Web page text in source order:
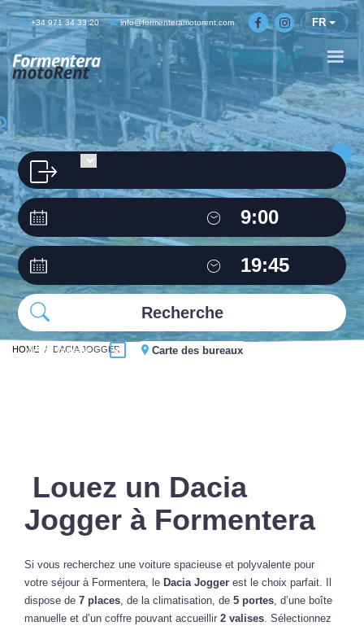
+34 971 34 33 20 info@formenteramotorent.com FR
HOME DACIA JOGGER
Même bureau Carte des bureaux
Louez un Dacia
Jogger à Formentera
Si vous recherchez une voiture spacieuse et polyvalente pour
votre séjour à Formentera, le Dacia Jogger est le choix parfait. Il
dispose de 7 places, de la climatisation, de 5 portes, d’une boîte
manuelle et d’un coffre pouvant accueillir 2 valises. Sélectionnez